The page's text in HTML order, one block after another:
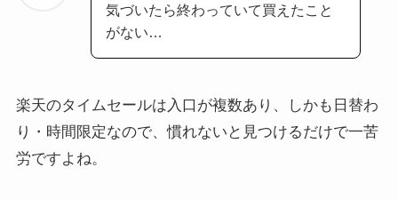
気づいたら終わっていて買えたこと
がない…
楽天のタイムセールは入口が複数あり、しかも日替わ
り・時間限定なので、慣れないと見つけるだけで一苦
労ですよね。